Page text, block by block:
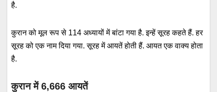
है.
कुरान को मूल रूप से 114 अध्यायों में बांटा गया है. इन्हें सूरह कहते हैं. हर
सूरह को एक नाम दिया गया. सूरह में आयतें होती हैं. आयत एक वाक्य होता
है.
कुरान में 6,666 आयतें